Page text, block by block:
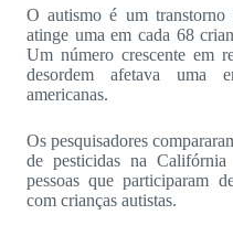
O autismo é um transtorno
atinge uma em cada 68
Um número crescente em
desordem afetava uma
americanas.
Os pesquisadores
de pesticidas na
pessoas que participaram
com crianças autistas.